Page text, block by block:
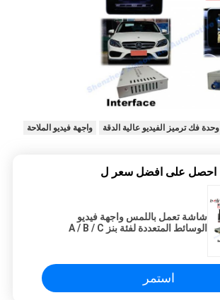
وحدة فك ترميز الفيديو عالية الدقة واجهة فيديو الملاحة
احصل على افضل سعر ل
شاشة تعمل باللمس واجهة فيديو
الوسائط المتعددة لفئة بنز A / B / C
استمر